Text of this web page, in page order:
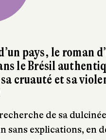
pays, le roman
le Brésil
cruauté et sa
de sa
sans explications, en